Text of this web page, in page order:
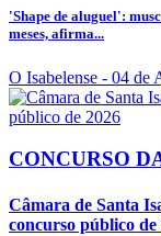
'Shape de aluguel':
meses, afirma...
O Isabelense - 04 de
CONCURSO
Câmara de Santa
concurso público de